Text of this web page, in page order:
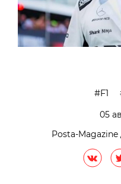
F1
05
Posta-